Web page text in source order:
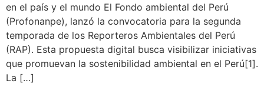
en el país y el mundo El Fondo ambiental del Perú
(Profonanpe), lanzó la convocatoria para la segunda
temporada de los Reporteros Ambientales del Perú
(RAP). Esta propuesta digital busca visibilizar iniciativas
que promuevan la sostenibilidad ambiental en el Perú[1].
La […]